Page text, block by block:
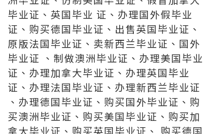
毕业证、英国毕业 证、办理国外假毕业
证、购买德国毕业证、出售英国毕业证、
原版法国毕业证、卖新西兰毕业证、国外
毕业证 、制做澳洲毕业证、办理美国毕业
证、办理加拿大毕业证、办理英国毕业
证、办理法国毕业证、办理新西兰毕业证
、办理德国毕业证、购买国外毕业证、购
买澳洲毕业证、购买美国毕业证、购买加
拿大毕业证、购买英国毕业证、 购买德国